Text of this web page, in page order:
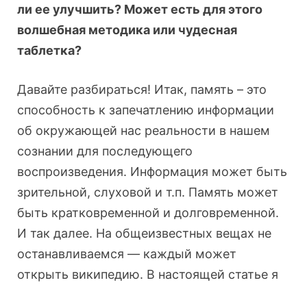
ли ее улучшить? Может есть для этого
волшебная методика или чудесная
таблетка?
Давайте разбираться! Итак, память – это
способность к запечатлению информации
об окружающей нас реальности в нашем
сознании для последующего
воспроизведения. Информация может быть
зрительной, слуховой и т.п. Память может
быть кратковременной и долговременной.
И так далее. На общеизвестных вещах не
останавливаемся — каждый может
открыть википедию. В настоящей статье я